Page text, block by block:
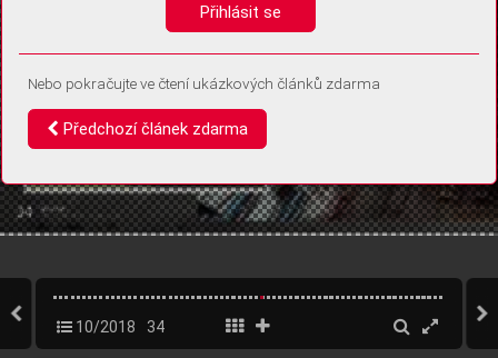
10/2018 34
Přihlásit se
Nebo pokračujte ve čtení ukázkových článků zdarma
Předchozí článek zdarma